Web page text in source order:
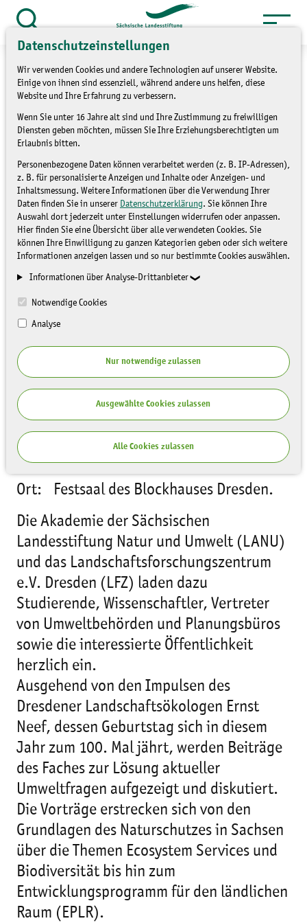
Datenschutzeinstellungen
Wir verwenden Cookies und andere Technologien auf unserer Website.
Einige von ihnen sind essenziell, während andere uns helfen, diese
Website und Ihre Erfahrung zu verbessern.
Wenn Sie unter 16 Jahre alt sind und Ihre Zustimmung zu freiwilligen
Diensten geben möchten, müssen Sie Ihre Erziehungsberechtigten um
Erlaubnis bitten.
Personenbezogene Daten können verarbeitet werden (z. B. IP-Adressen),
z. B. für personalisierte Anzeigen und Inhalte oder Anzeigen- und
Inhaltsmessung. Weitere Informationen über die Verwendung Ihrer
Daten finden Sie in unserer Datenschutzerklärung. Sie können Ihre
Auswahl dort jederzeit unter Einstellungen widerrufen oder anpassen.
Hier finden Sie eine Übersicht über alle verwendeten Cookies. Sie
können Ihre Einwilligung zu ganzen Kategorien geben oder sich weitere
Informationen anzeigen lassen und so nur bestimmte Cookies auswählen.
Informationen über Analyse-Drittanbieter
Notwendige Cookies
Analyse
Nur notwendige zulassen
Ausgewählte Cookies zulassen
Alle Cookies zulassen
Zum
Inhalt
springen
öffnen
Service » Presse und Medien
» Pressemitteilungen
Erbe und Auftrag der
Landschaftsökologie in
Sachsen
PRESSEMITTEILUNGEN
Ort: Festsaal des Blockhauses Dresden.
Die Akademie der Sächsischen
Landesstiftung Natur und Umwelt (LANU)
und das Landschaftsforschungszentrum
e.V. Dresden (LFZ) laden dazu
Studierende, Wissenschaftler, Vertreter
von Umweltbehörden und Planungsbüros
sowie die interessierte Öffentlichkeit
herzlich ein.
Ausgehend von den Impulsen des
Dresdener Landschaftsökologen Ernst
Neef, dessen Geburtstag sich in diesem
Jahr zum 100. Mal jährt, werden Beiträge
des Faches zur Lösung aktueller
Umweltfragen aufgezeigt und diskutiert.
Die Vorträge erstrecken sich von den
Grundlagen des Naturschutzes in Sachsen
über die Themen Ecosystem Services und
Biodiversität bis hin zum
Entwicklungsprogramm für den ländlichen
Raum (EPLR).